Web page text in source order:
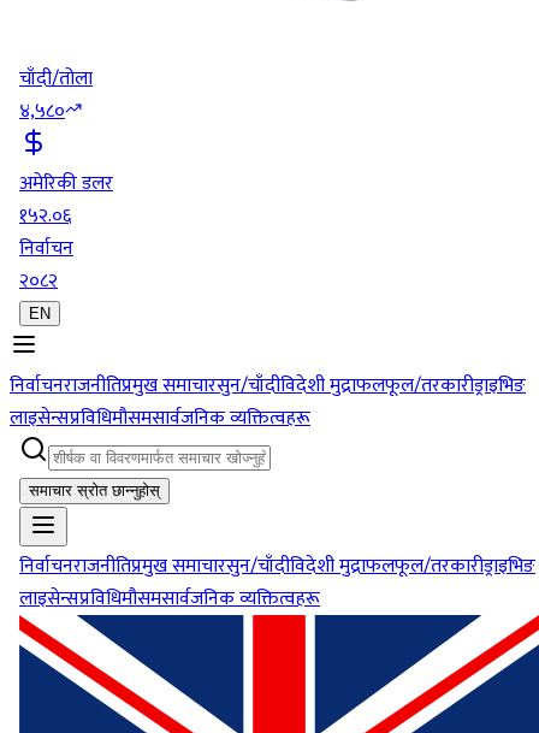
चाँदी/तोला
४,५८०
अमेरिकी डलर
१५२.०६
निर्वाचन
२०८२
EN
निर्वाचनराजनीतिप्रमुख समाचारसुन/चाँदीविदेशी मुद्राफलफूल/तरकारीड्राइभिङ
लाइसेन्सप्रविधिमौसमसार्वजनिक व्यक्तित्वहरू
समाचार स्रोत छान्नुहोस्
निर्वाचनराजनीतिप्रमुख समाचारसुन/चाँदीविदेशी मुद्राफलफूल/तरकारीड्राइभिङ
लाइसेन्सप्रविधिमौसमसार्वजनिक व्यक्तित्वहरू